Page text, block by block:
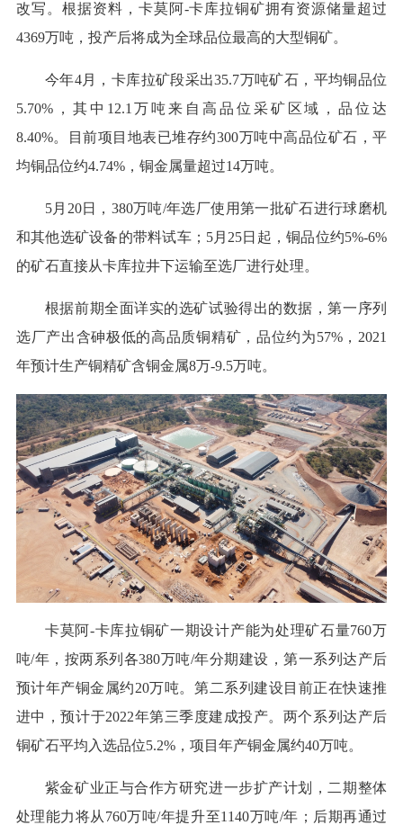
改写。根据资料，卡莫阿-卡库拉铜矿拥有资源储量超过
4369万吨，投产后将成为全球品位最高的大型铜矿。
今年4月，卡库拉矿段采出35.7万吨矿石，平均铜品位
5.70%，其中12.1万吨来自高品位采矿区域，品位达
8.40%。目前项目地表已堆存约300万吨中高品位矿石，平
均铜品位约4.74%，铜金属量超过14万吨。
5月20日，380万吨/年选厂使用第一批矿石进行球磨机
和其他选矿设备的带料试车；5月25日起，铜品位约5%-6%
的矿石直接从卡库拉井下运输至选厂进行处理。
根据前期全面详实的选矿试验得出的数据，第一序列
选厂产出含砷极低的高品质铜精矿，品位约为57%，2021
年预计生产铜精矿含铜金属8万-9.5万吨。
卡莫阿-卡库拉铜矿一期设计产能为处理矿石量760万
吨/年，按两系列各380万吨/年分期建设，第一系列达产后
预计年产铜金属约20万吨。第二系列建设目前正在快速推
进中，预计于2022年第三季度建成投产。两个系列达产后
铜矿石平均入选品位5.2%，项目年产铜金属约40万吨。
紫金矿业正与合作方研究进一步扩产计划，二期整体
处理能力将从760万吨/年提升至1140万吨/年；后期再通过